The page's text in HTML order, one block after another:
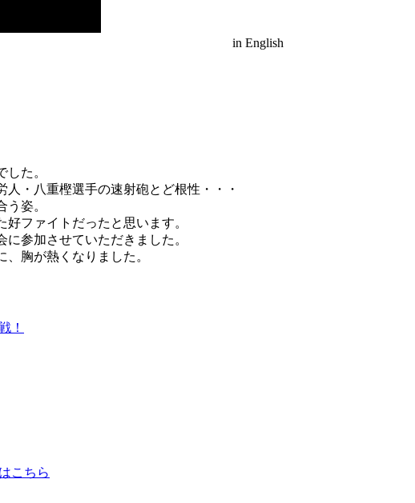
in English
た。
・八重樫選手の速射砲とど根性・・・
姿。
ファイトだったと思います。
参加させていただきました。
胸が熱くなりました。
！
こちら